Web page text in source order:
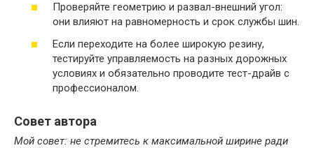
Проверяйте геометрию и развал-внешний угол:
они влияют на равномерность и срок службы шин.
Если переходите на более широкую резину,
тестируйте управляемость на разных дорожных
условиях и обязательно проводите тест-драйв с
профессионалом.
Совет автора
Мой совет: не стремитесь к максимальной ширине ради